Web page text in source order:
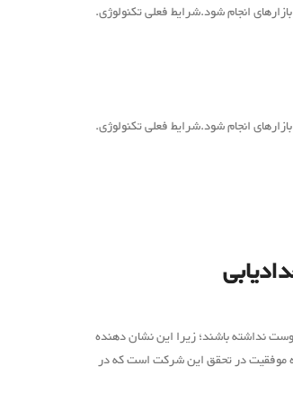
انجام شود.شرایط فعلی تکنولوژی.
انجام شود.شرایط فعلی تکنولوژی.
نداشته باشند؛ زیرا این نشان دهنده
موفقیت در تحقق این شرکت است که در